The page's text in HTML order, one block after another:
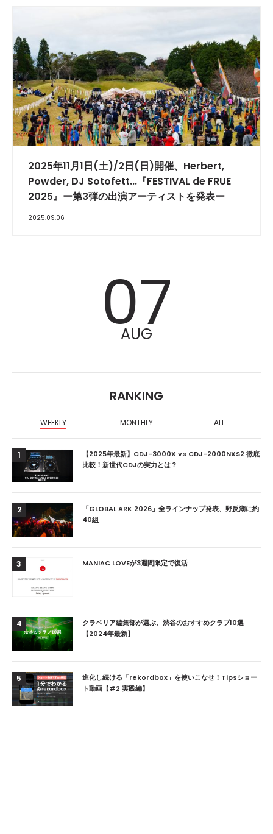
2025年11月1日(土)/2日(日)開催、Herbert,
Powder, DJ Sotofett...『FESTIVAL de FRUE
2025』ー第3弾の出演アーティストを発表ー
2025.09.06
07
AUG
RANKING
WEEKLY MONTHLY ALL
1
【2025年最新】CDJ-3000X vs CDJ-2000NXS2 徹底
比較！新世代CDJの実力とは？
2
「GLOBAL ARK 2026」全ラインナップ発表、野反湖に約
40組
3 MANIAC LOVEが3週間限定で復活
4
クラベリア編集部が選ぶ、渋谷のおすすめクラブ10選
【2024年最新】
5
進化し続ける「rekordbox」を使いこなせ！Tipsショー
ト動画【#2 実践編】